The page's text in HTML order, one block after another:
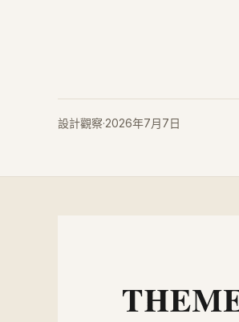
設計觀察·2026年7月7日